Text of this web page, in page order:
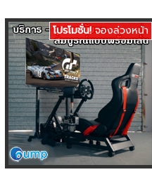
โปรโมชั่น!จองล่วงหน้า